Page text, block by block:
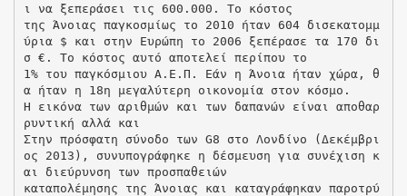
ι να ξεπεράσει τις 600.000. Το κόστος
της Άνοιας παγκοσμίως το 2010 ήταν 604 δισεκατομμ
ύρια $ και στην Ευρώπη το 2006 ξεπέρασε τα 170 δι
σ €. Το κόστος αυτό αποτελεί περίπου το
1% του παγκόσμιου Α.Ε.Π. Εάν η Άνοια ήταν χώρα, θ
α ήταν η 18η μεγαλύτερη οικονομία στον κόσμο.
Η εικόνα των αριθμών και των δαπανών είναι αποθαρ
ρυντική αλλά και
Στην πρόσφατη σύνοδο των G8 στο Λονδίνο (Δεκέμβρι
ος 2013), συνυπογράφηκε η δέσμευση για συνέχιση κ
αι διεύρυνση των προσπαθειών
καταπολέμησης της Άνοιας και καταγράφηκαν παροτρύ